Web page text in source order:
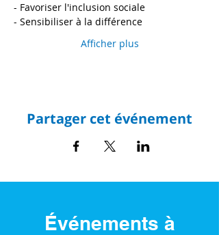
- Favoriser l'inclusion sociale
- Sensibiliser à la différence
Afficher plus
Partager cet événement
Événements à